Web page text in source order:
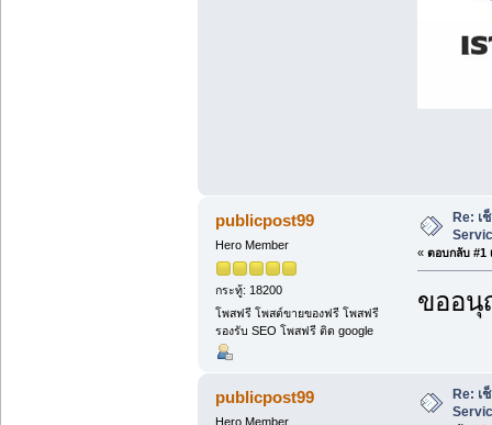
publicpost99
Hero Member
กระทู้: 18200
โพสฟรี โพสต์ขายของฟรี โพสฟรี
รองรับ SEO โพสฟรี ติด google
Re: เ
« ตอบกลับ #1
ขออนุ
publicpost99
Hero Member
Re: เ